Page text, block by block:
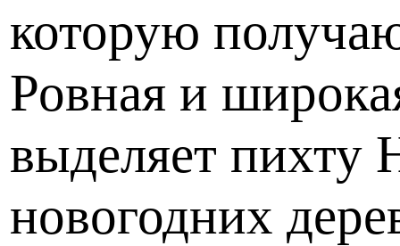
которую
Ровная и
выделяет пихту
новогодних